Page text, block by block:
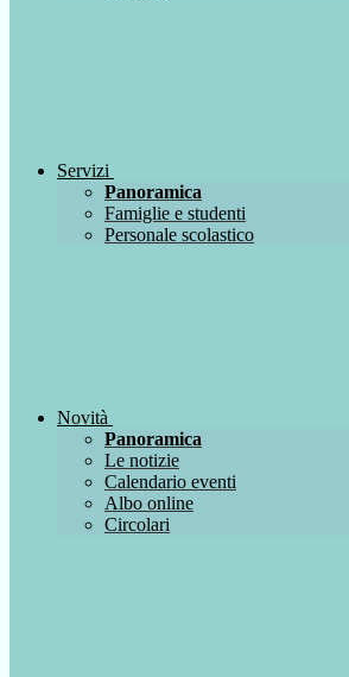
Servizi
Panoramica
Famiglie e studenti
Personale scolastico
Novità
Panoramica
Le notizie
Calendario eventi
Albo online
Circolari